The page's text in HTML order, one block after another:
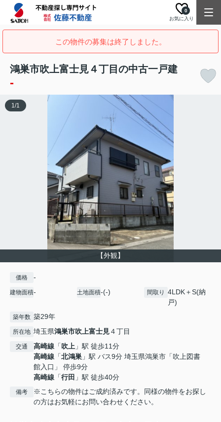
お気に入り
0
この物件の募集は終了しました。
鴻巣市吹上富士見４丁目の中古一戸建
-
【外観】
1/1
価格 -
建物面積- 土地面積-(-) 間取り
4LDK＋S(納
戸)
築年数 築29年
所在地 埼玉県鴻巣市吹上富士見４丁目
交通 高崎線 「吹上 」駅 徒歩11分
高崎線 「北鴻巣 」駅 バス9分 埼玉県鴻巣市「吹上図書
館入口」 停歩9分
高崎線 「行田 」駅 徒歩40分
備考
※こちらの物件はご成約済みです。同様の物件をお探し
の方はお気軽にお問い合わせください。